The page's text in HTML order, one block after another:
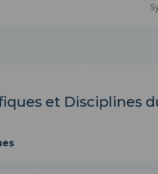
et Disciplines